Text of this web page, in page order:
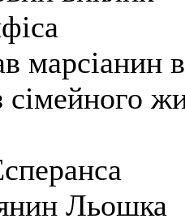
марсіанин
Льошка